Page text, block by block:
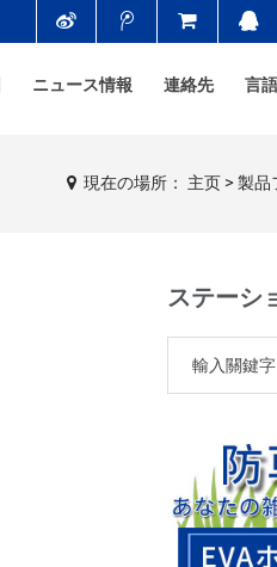
ニュース情報 連絡先 言
現在の場所： 主页 > 製品
ステーシ